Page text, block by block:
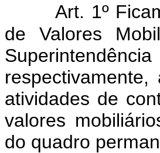
Art. 1º
de Valores
atividades de
valores
do quadro